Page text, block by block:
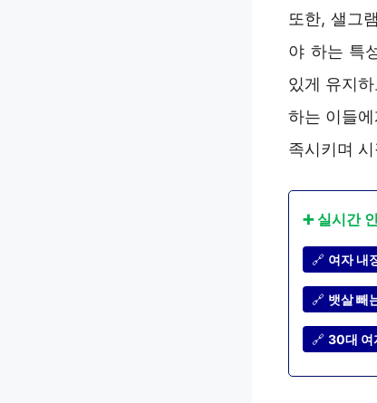
또한, 샐그
야 하는 특
있게 유지
하는 이들
족시키며
➕ 실시간
🔗 여자 내
🔗 뱃살 빼
🔗 30대 여